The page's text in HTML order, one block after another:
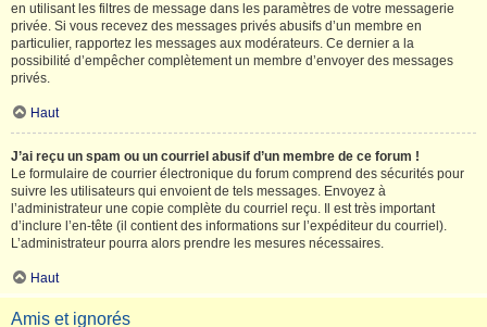
en utilisant les filtres de message dans les paramètres de votre messagerie
privée. Si vous recevez des messages privés abusifs d’un membre en
particulier, rapportez les messages aux modérateurs. Ce dernier a la
possibilité d’empêcher complètement un membre d’envoyer des messages
privés.
Haut
J’ai reçu un spam ou un courriel abusif d’un membre de ce forum !
Le formulaire de courrier électronique du forum comprend des sécurités pour
suivre les utilisateurs qui envoient de tels messages. Envoyez à
l’administrateur une copie complète du courriel reçu. Il est très important
d’inclure l’en-tête (il contient des informations sur l’expéditeur du courriel).
L’administrateur pourra alors prendre les mesures nécessaires.
Haut
Amis et ignorés